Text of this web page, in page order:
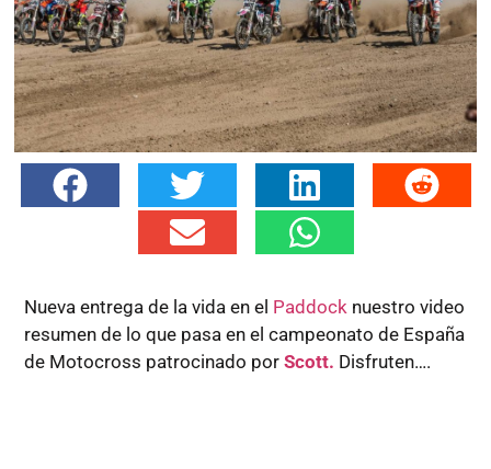
Nueva entrega de la vida en el Paddocknuestro video
resumen de lo que pasa en el campeonato de España
de Motocross patrocinado por Scott. Disfruten….